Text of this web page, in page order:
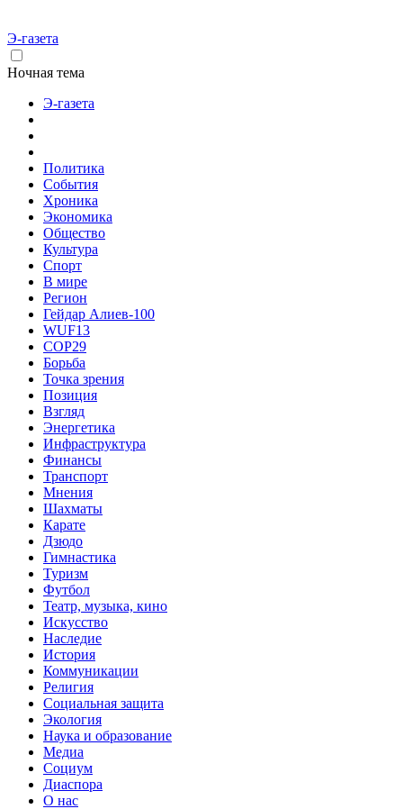
Э-газета
Ночная тема
Э-газета
Политика
События
Хроника
Экономика
Общество
Культура
Спорт
В мире
Регион
Гейдар Алиев-100
WUF13
COP29
Борьба
Точка зрения
Позиция
Взгляд
Энергетика
Инфраструктура
Финансы
Транспорт
Мнения
Шахматы
Карате
Дзюдо
Гимнастика
Туризм
Футбол
Театр, музыка, кино
Искусство
Наследие
История
Коммуникации
Религия
Социальная защита
Экология
Наука и образование
Медиа
Социум
Диаспора
О нас